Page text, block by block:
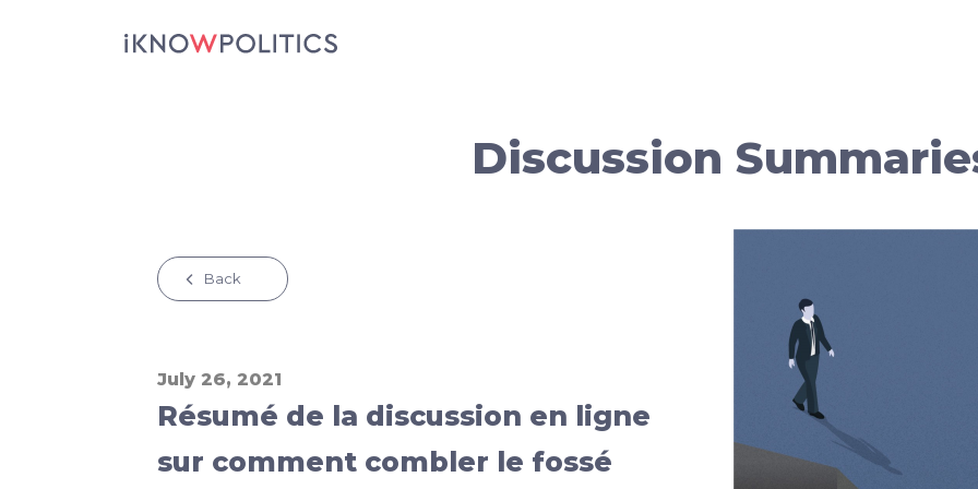
Discussion
Back
July 26, 2021
Résumé de la discussion en ligne
sur comment combler le fossé